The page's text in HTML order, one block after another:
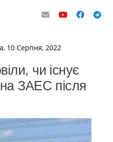
10 Серпня, 2022
чи існує
ЗАЕС після